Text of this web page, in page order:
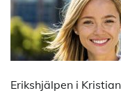
Erikshjälpen i